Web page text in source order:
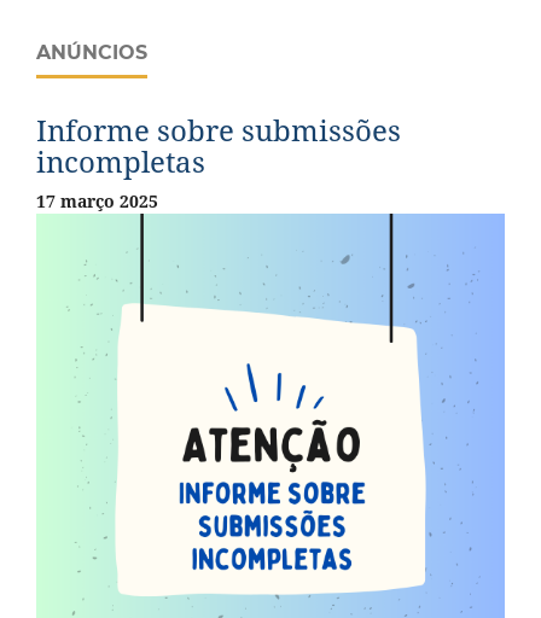
ANÚNCIOS
Informe sobre submissões
incompletas
17 março 2025